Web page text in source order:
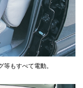
もすべて電動。